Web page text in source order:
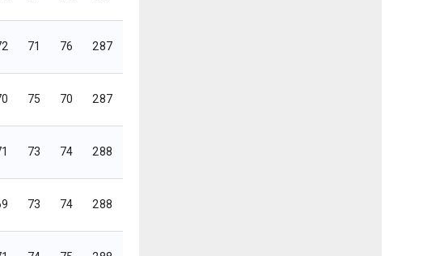
71 76 287
75 70 287
73 74 288
73 74 288